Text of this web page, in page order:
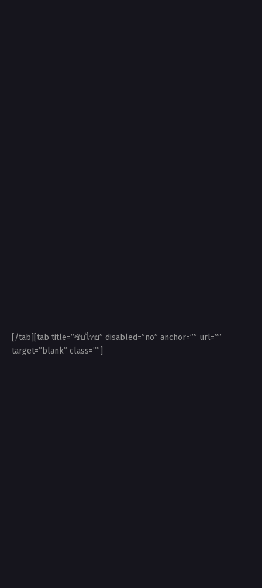
[/tab][tab title=”ซับไทย” disabled=”no” anchor=”” url=””
target=”blank” class=””]